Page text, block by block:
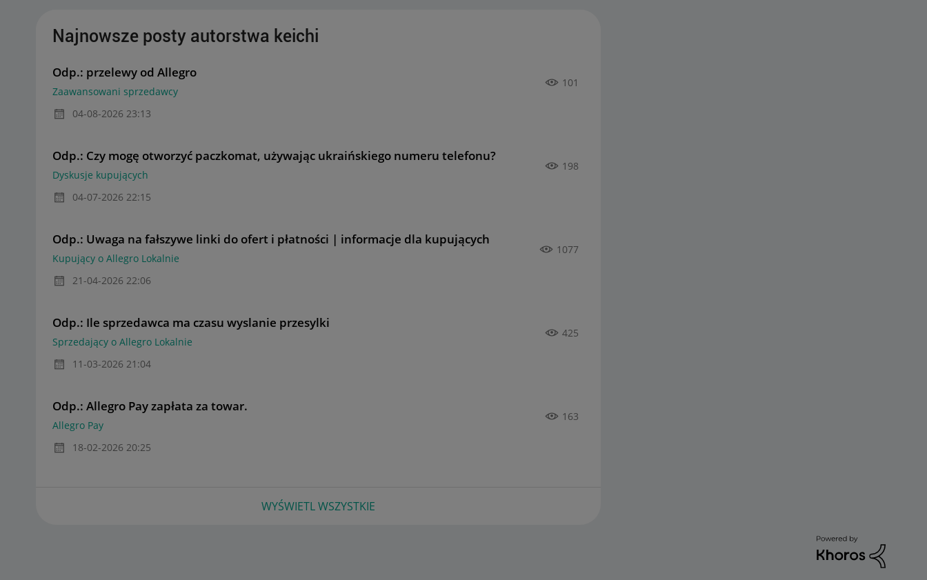
Najnowsze posty autorstwa keichi
Odp.: przelewy od Allegro
Zaawansowani sprzedawcy
101
‎04-08-2026 23:13
Odp.: Czy mogę otworzyć paczkomat, używając ukraińskiego numeru telefonu?
Dyskusje kupujących
198
‎04-07-2026 22:15
Odp.: Uwaga na fałszywe linki do ofert i płatności | informacje dla kupujących
Kupujący o Allegro Lokalnie
1077
‎21-04-2026 22:06
Odp.: Ile sprzedawca ma czasu wyslanie przesylki
Sprzedający o Allegro Lokalnie
425
‎11-03-2026 21:04
Odp.: Allegro Pay zapłata za towar.
Allegro Pay
163
‎18-02-2026 20:25
WYŚWIETL WSZYSTKIE